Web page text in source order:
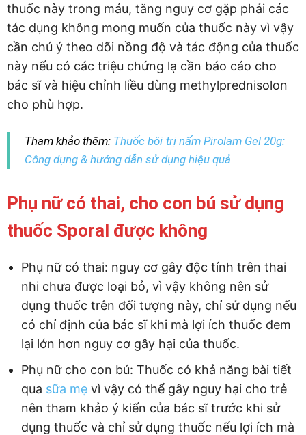
thuốc này trong máu, tăng nguy cơ gặp phải các
tác dụng không mong muốn của thuốc này vì vậy
cần chú ý theo dõi nồng độ và tác động của thuốc
này nếu có các triệu chứng lạ cần báo cáo cho
bác sĩ và hiệu chỉnh liều dùng methylprednisolon
cho phù hợp.
Tham khảo thêm: Thuốc bôi trị nấm Pirolam Gel 20g:
Công dụng & hướng dẫn sử dụng hiệu quả
Phụ nữ có thai, cho con bú sử dụng
thuốc Sporal được không
Phụ nữ có thai: nguy cơ gây độc tính trên thai
nhi chưa được loại bỏ, vì vậy không nên sử
dụng thuốc trên đối tượng này, chỉ sử dụng nếu
có chỉ định của bác sĩ khi mà lợi ích thuốc đem
lại lớn hơn nguy cơ gây hại của thuốc.
Phụ nữ cho con bú: Thuốc có khả năng bài tiết
qua sữa mẹ vì vậy có thể gây nguy hại cho trẻ
nên tham khảo ý kiến của bác sĩ trước khi sử
dụng thuốc và chỉ sử dụng thuốc nếu lợi ích mà